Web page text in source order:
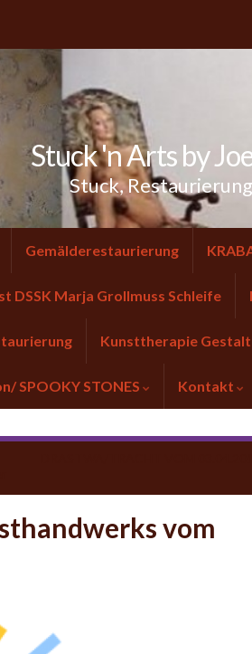
Stuck 'n Arts by
Stuck,
Gemälderestaurierung
DSSK Marja Grollmuss Schleife
Kunsttherapie
SPOOKY STONES Kontakt
vom